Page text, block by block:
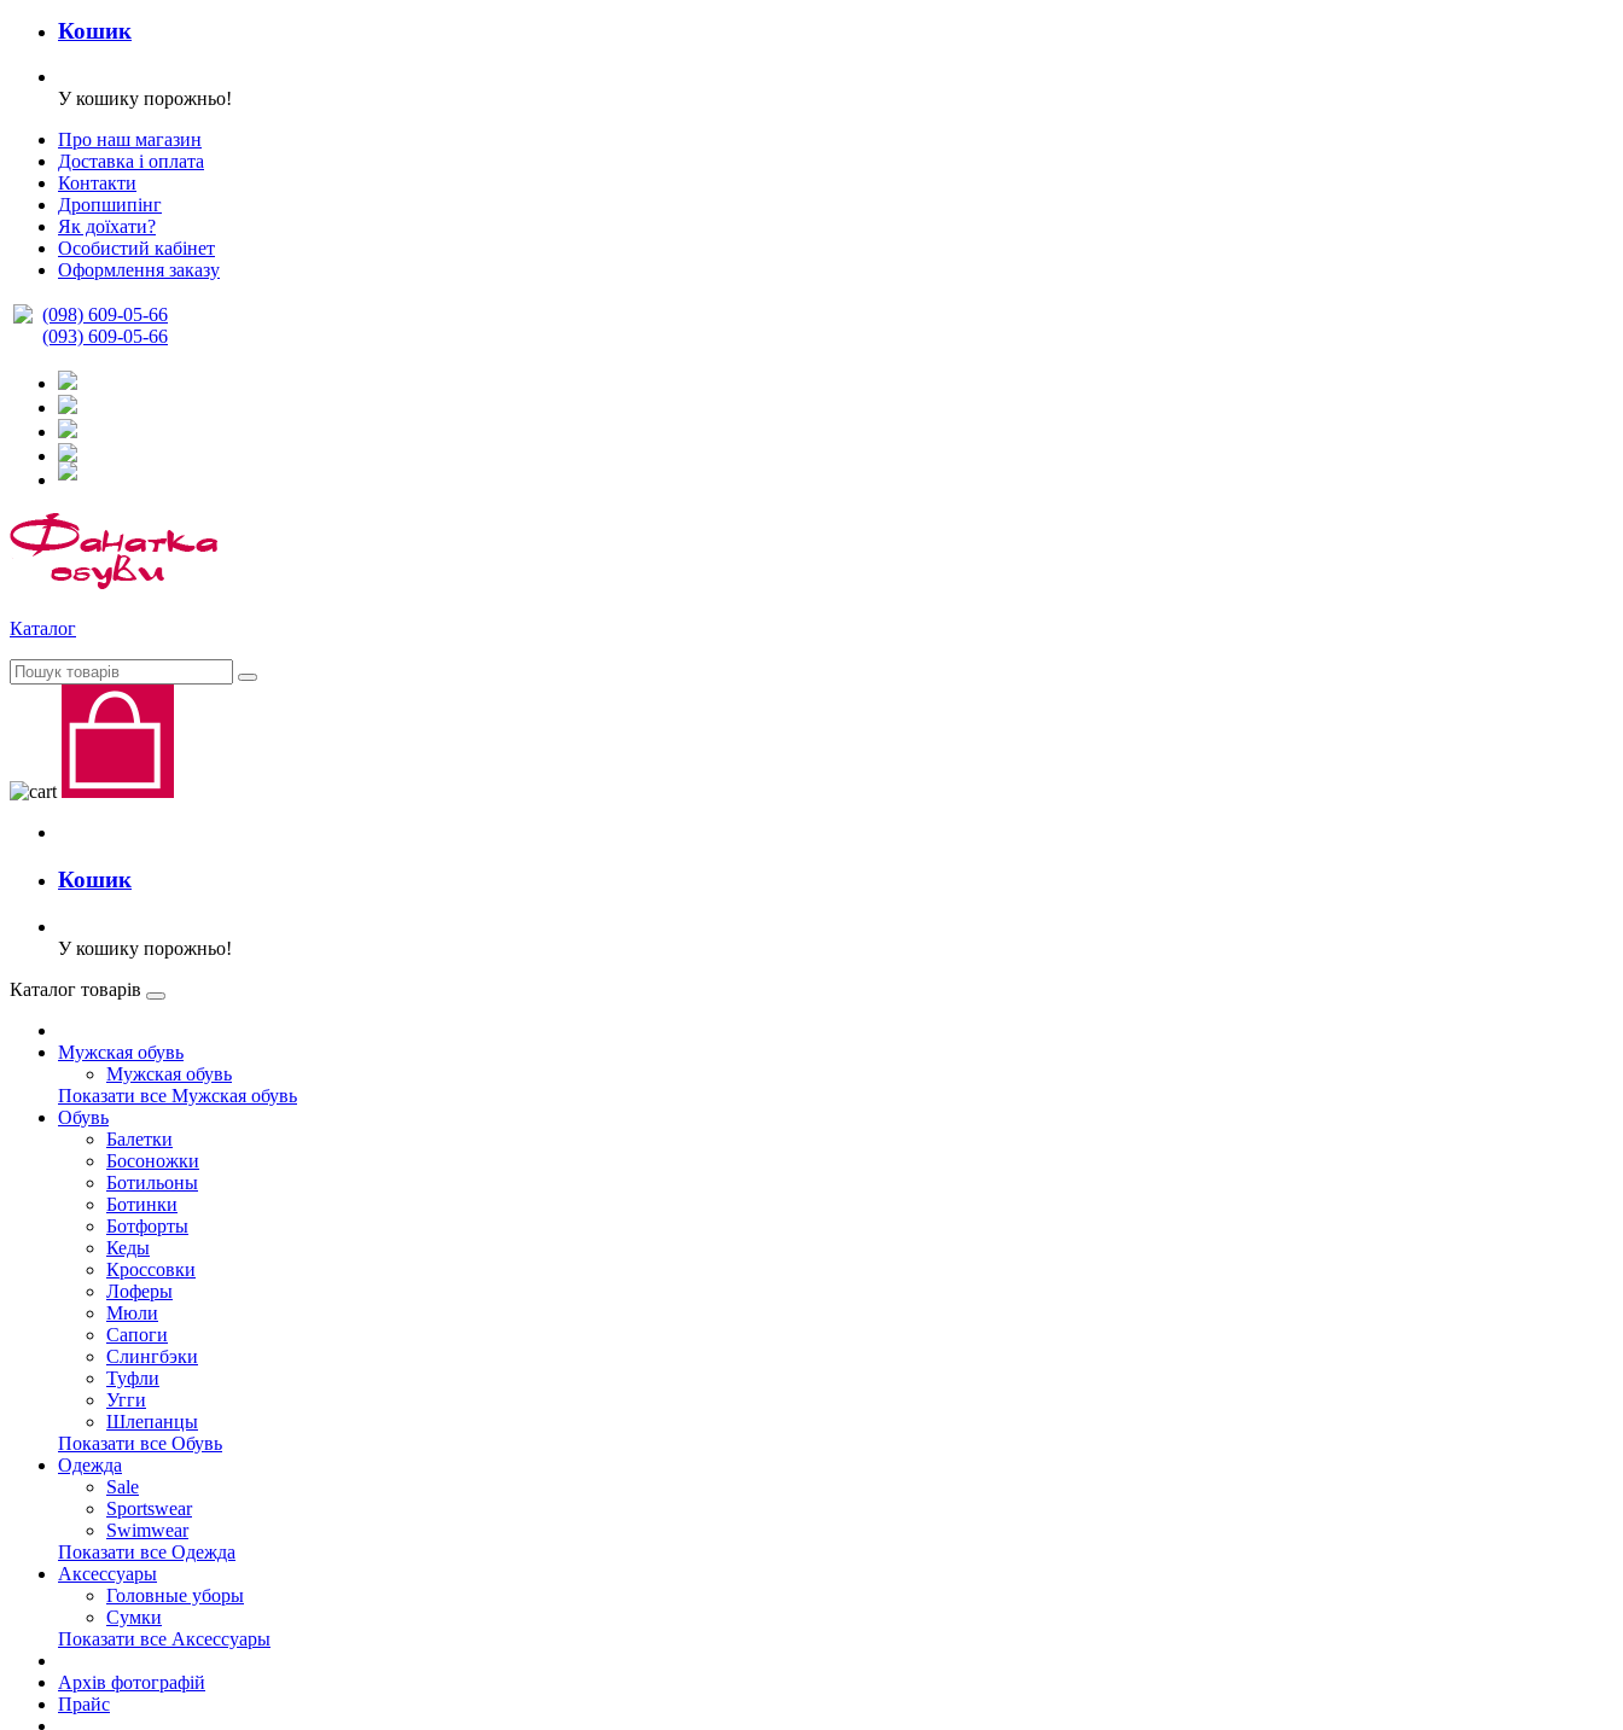
Кошик
У кошику порожньо!
Про наш магазин
Доставка і оплата
Контакти
Дропшипінг
Як доїхати?
Особистий кабінет
Оформлення заказу
(098) 609-05-66
(093) 609-05-66
Каталог
Кошик
У кошику порожньо!
Каталог товарів
Мужская обувь
Мужская обувь
Показати все Мужская обувь
Обувь
Балетки
Босоножки
Ботильоны
Ботинки
Ботфорты
Кеды
Кроссовки
Лоферы
Мюли
Сапоги
Слингбэки
Туфли
Угги
Шлепанцы
Показати все Обувь
Одежда
Sale
Sportswear
Swimwear
Показати все Одежда
Аксессуары
Головные уборы
Сумки
Показати все Аксессуары
Архів фотографій
Прайс